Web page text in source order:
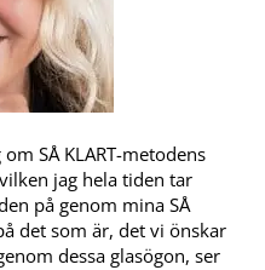
SÅ KLART-metodens
jag hela tiden tar
på genom mina SÅ
det som är, det vi önskar
dessa glasögon, ser